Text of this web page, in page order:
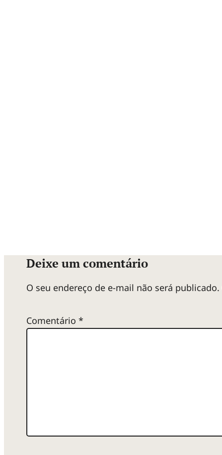
Deixe um comentário
O seu endereço de e-mail não será publicado.
Comentário *